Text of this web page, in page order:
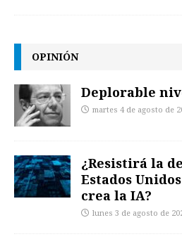
OPINIÓN
Deplorable
martes 4 de agosto de
¿Resistirá la
Estados
crea la IA?
lunes 3 de agosto de